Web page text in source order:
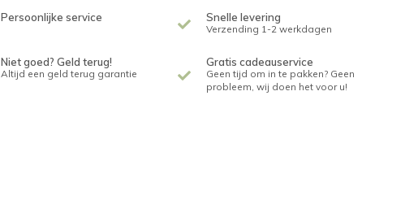
Persoonlijke service Snelle levering
Verzending 1-2 werkdagen
Niet goed? Geld terug!
Altijd een geld terug garantie
Gratis cadeauservice
Geen tijd om in te pakken? Geen
probleem, wij doen het voor u!